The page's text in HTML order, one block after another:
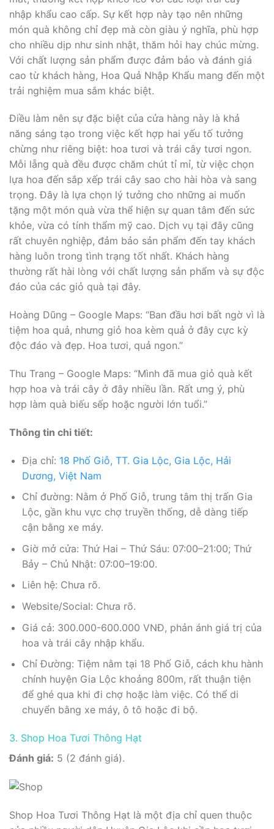
nhập khẩu cao cấp. Sự kết hợp này tạo nên những
món quà không chỉ đẹp mà còn giàu ý nghĩa, phù hợp
cho nhiều dịp như sinh nhật, thăm hỏi hay chúc mừng.
Với chất lượng sản phẩm được đảm bảo và đánh giá
cao từ khách hàng, Hoa Quả Nhập Khẩu mang đến một
trải nghiệm mua sắm khác biệt.
Điều làm nên sự đặc biệt của cửa hàng này là khả
năng sáng tạo trong việc kết hợp hai yếu tố tưởng
chừng như riêng biệt: hoa tươi và trái cây tươi ngon.
Mỗi lẵng quà đều được chăm chút tỉ mỉ, từ việc chọn
lựa hoa đến sắp xếp trái cây sao cho hài hòa và sang
trọng. Đây là lựa chọn lý tưởng cho những ai muốn
tặng một món quà vừa thể hiện sự quan tâm đến sức
khỏe, vừa có tính thẩm mỹ cao. Dịch vụ tại đây cũng
rất chuyên nghiệp, đảm bảo sản phẩm đến tay khách
hàng luôn trong tình trạng tốt nhất. Khách hàng
thường rất hài lòng với chất lượng sản phẩm và sự độc
đáo của các giỏ quà tại đây.
Hoàng Dũng – Google Maps: “Ban đầu hơi bất ngờ vì là
tiệm hoa quả, nhưng giỏ hoa kèm quả ở đây cực kỳ
độc đáo và đẹp. Hoa tươi, quả ngon.”
Thu Trang – Google Maps: “Mình đã mua giỏ quà kết
hợp hoa và trái cây ở đây nhiều lần. Rất ưng ý, phù
hợp làm quà biếu sếp hoặc người lớn tuổi.”
Thông tin chi tiết:
Địa chỉ: 18 Phố Giỗ, TT. Gia Lộc, Gia Lộc, Hải
Dương, Việt Nam
Chỉ đường: Nằm ở Phố Giỗ, trung tâm thị trấn Gia
Lộc, gần khu vực chợ truyền thống, dễ dàng tiếp
cận bằng xe máy.
Giờ mở cửa: Thứ Hai – Thứ Sáu: 07:00–21:00; Thứ
Bảy – Chủ Nhật: 07:00–19:00.
Liên hệ: Chưa rõ.
Website/Social: Chưa rõ.
Giá cả: 300.000-600.000 VNĐ, phản ánh giá trị của
hoa và trái cây nhập khẩu.
Chỉ Đường: Tiệm nằm tại 18 Phố Giỗ, cách khu hành
chính huyện Gia Lộc khoảng 800m, rất thuận tiện
để ghé qua khi đi chợ hoặc làm việc. Có thể di
chuyển bằng xe máy, ô tô hoặc đi bộ.
3. Shop Hoa Tươi Thông Hạt
Đánh giá: 5 (2 đánh giá).
Shop Hoa Tươi Thông Hạt là một địa chỉ quen thuộc